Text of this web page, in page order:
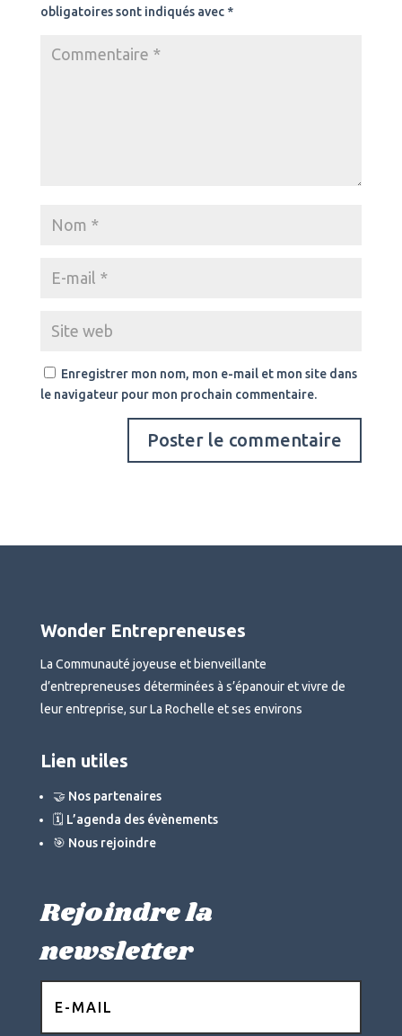
obligatoires sont indiqués avec *
Enregistrer mon nom, mon e-mail et mon site dans
le navigateur pour mon prochain commentaire.
Wonder Entrepreneuses
La Communauté joyeuse et bienveillante
d’entrepreneuses déterminées à s’épanouir et vivre de
leur entreprise, sur La Rochelle et ses environs
Lien utiles
🤝 Nos partenaires
🗓 L’agenda des évènements
🎯 Nous rejoindre
Rejoindre la
newsletter